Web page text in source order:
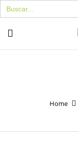
Buscar:
Home